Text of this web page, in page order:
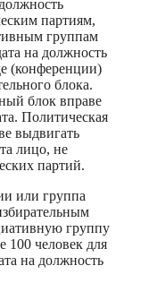
партиям,
группам
на должность
(конференции)
блока.
блок вправе
Политическая
выдвигать
лицо, не
партий.
или группа
группу
100 человек для
на должность